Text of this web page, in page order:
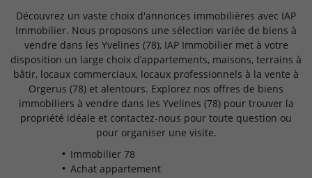
Découvrez un vaste choix d'annonces immobilières avec IAP
Immobilier. Nous proposons une sélection variée de biens à
vendre dans les Yvelines (78), IAP Immobilier met à votre
disposition un large choix d’appartements, maisons, terrains à
bâtir, locaux commerciaux, locaux professionnels à la vente à
Orgerus (78) et alentours. Explorez nos offres de biens
immobiliers à vendre dans les Yvelines (78) pour trouver la
propriété idéale et contactez-nous pour toute question ou
pour organiser une visite.
Immobilier 78
Achat appartement